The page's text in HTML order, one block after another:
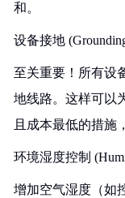
和。
设备接地
至关重要！所有设
地线路。这样可以
且成本最低的措施
环境湿度控制
增加空气湿度（如